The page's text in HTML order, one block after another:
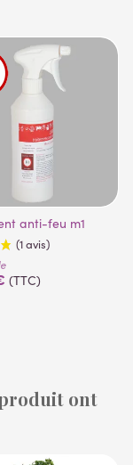
anti-feu m1
(TTC)
ont